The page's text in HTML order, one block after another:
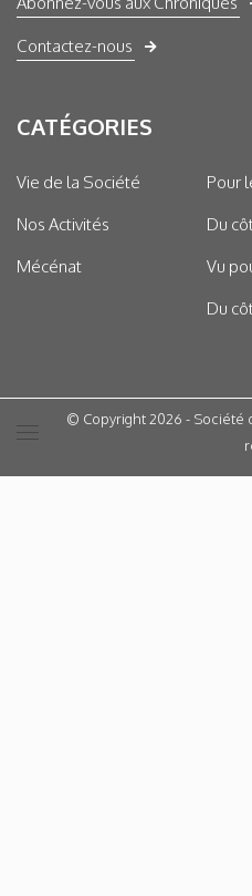
Contactez-nous
CATÉGORIES
Vie de la Société
Nos Activités
Mécénat
Pour
Du
Vu
Du
© Copyright 2026 - Société